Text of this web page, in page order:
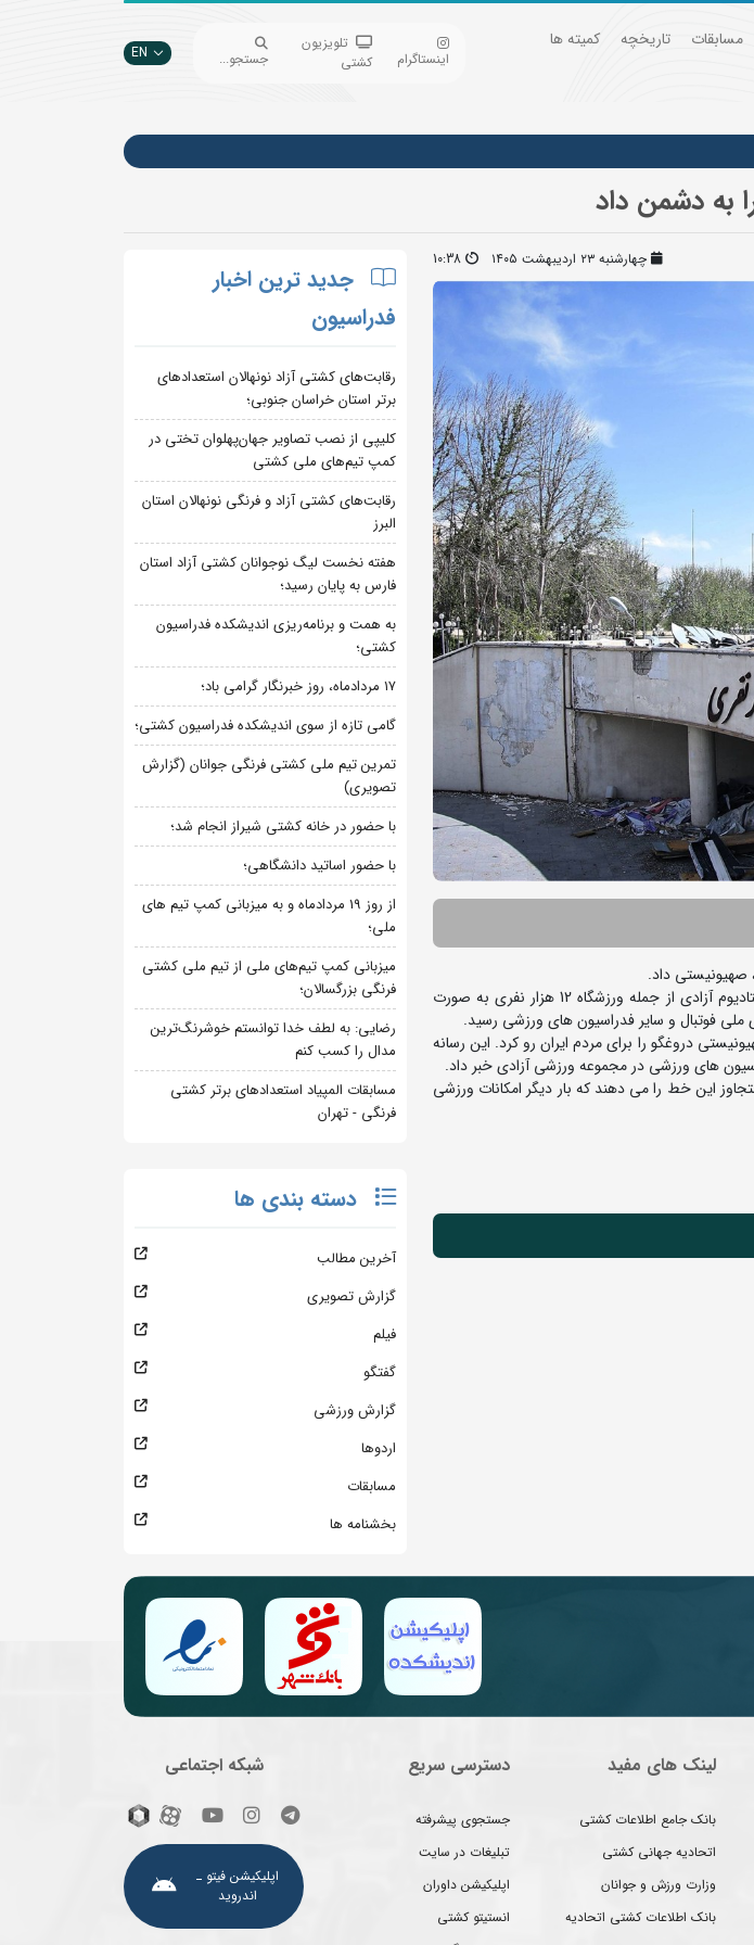
مسابقات تاریخچه
کمیته ها
اینستاگرام
تلویزیون
کشتی
جستجو... EN
به دشمن داد
چهارشنبه ۲۳ اردیبهشت ۱۴۰۵ 10:38
صهیونیستی داد.
به گزارش روابط عمومی فدراسیون کشتی، پیش از این با اخبار کذب این رسانه اماکن ورزشی استادیوم آزادی از جمله ورزشگاه 12 هزار نفری به صورت
فوتبال و سایر فدراسیون های ورزشی رسید.
دروغگو را برای مردم ایران رو کرد. این رسانه
های ورزشی در مجموعه ورزشی آزادی خبر داد.
این خط را می دهند که بار دیگر امکانات ورزشی
جدید ترین اخبار
فدراسیون
رقابت‌های کشتی آزاد نونهالان استعدادهای
برتر استان خراسان جنوبی؛
کلیپی از نصب تصاویر جهان‌پهلوان تختی در
کمپ تیم‌های ملی کشتی
رقابت‌های کشتی آزاد و فرنگی نونهالان استان
البرز
هفته نخست لیگ نوجوانان کشتی آزاد استان
فارس به پایان رسید؛
به همت و برنامه‌ریزی اندیشکده فدراسیون
کشتی؛
۱۷ مردادماه، روز خبرنگار گرامی باد؛
گامی تازه از سوی اندیشکده فدراسیون کشتی؛
تمرین تیم ملی کشتی فرنگی جوانان (گزارش
تصویری)
با حضور در خانه کشتی شیراز انجام شد؛
با حضور اساتید دانشگاهی؛
از روز 19 مردادماه و به میزبانی کمپ تیم های
ملی؛
میزبانی کمپ تیم‌های ملی از تیم ملی کشتی
فرنگی بزرگسالان؛
رضایی: به لطف خدا توانستم خوشرنگ‌ترین
مدال را کسب کنم
مسابقات المپیاد استعدادهای برتر کشتی
فرنگی - تهران
دسته بندی ها
آخرین مطالب
گزارش تصویری
فیلم
گفتگو
گزارش ورزشی
اردوها
مسابقات
بخشنامه ها
لینک های مفید
بانک جامع اطلاعات کشتی
اتحادیه جهانی کشتی
وزارت ورزش و جوانان
بانک اطلاعات کشتی اتحادیه
دسترسی سریع
جستجوی پیشرفته
تبلیغات در سایت
اپلیکیشن داوران
انستیتو کشتی
شبکه اجتماعی
اپلیکیشن فیتو ـ
اندروید